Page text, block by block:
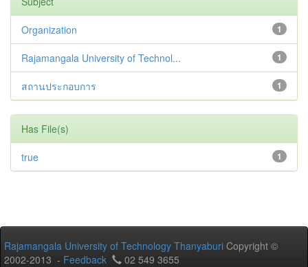
1
Organization
1
Rajamangala University of Technol...
1
สถานประกอบการ
Has File(s)
1
true
Rajamangala University of Technology Thanyaburi Copyright ©
2002-2013 - Feedback 02 549 3655